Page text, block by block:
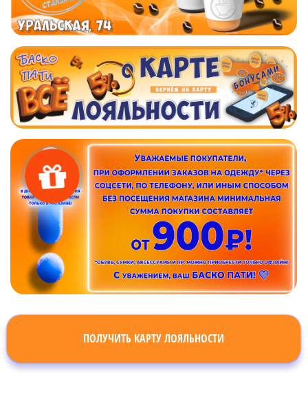
ПОЛУЧИТЬ КАРТУ ЛОЯЛЬНОСТИ